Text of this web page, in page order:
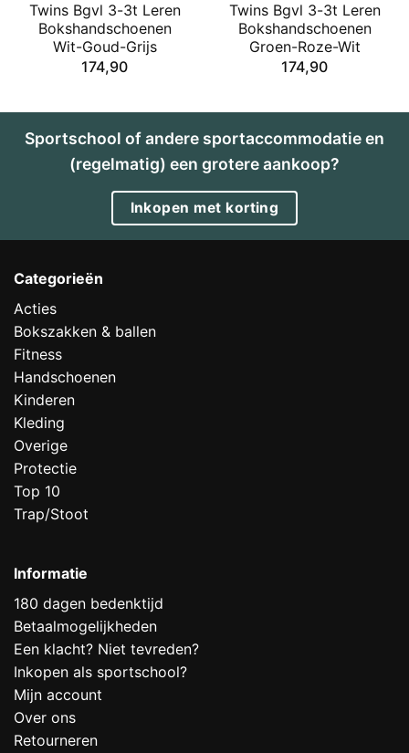
Twins Bgvl 3-3t Leren
Bokshandschoenen
Wit-Goud-Grijs
174,90
Twins Bgvl 3-3t Leren
Bokshandschoenen
Groen-Roze-Wit
174,90
Sportschool of andere sportaccommodatie en
(regelmatig) een grotere aankoop?
Inkopen met korting
Categorieën
Acties
Bokszakken & ballen
Fitness
Handschoenen
Kinderen
Kleding
Overige
Protectie
Top 10
Trap/Stoot
Informatie
180 dagen bedenktijd
Betaalmogelijkheden
Een klacht? Niet tevreden?
Inkopen als sportschool?
Mijn account
Over ons
Retourneren